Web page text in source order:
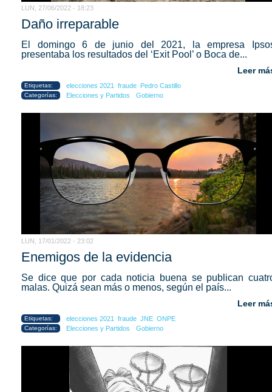
LUN, 27/06/2022 - 18:23
Daño irreparable
El domingo 6 de junio del 2021, la empresa
presentaba los resultados del ‘Exit Pool’ o Boca de...
Leer
Etiquetas: elecciones 2021 fraude Pedro Castillo
Categorías: Elecciones y Partidos Gobierno
LUN, 17/01/2022 - 23:02
Enemigos de la evidencia
Se dice que por cada noticia buena se publican
malas. Quizá sean más o menos, según el país...
Leer
Etiquetas: elecciones 2021 fraude JNE ONPE
Categorías: Elecciones y Partidos Gobierno